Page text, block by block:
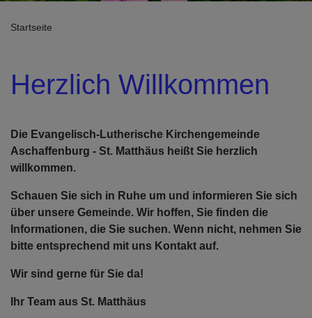
Startseite
Herzlich Willkommen
Die Evangelisch-Lutherische Kirchengemeinde
Aschaffenburg - St. Matthäus heißt Sie herzlich
willkommen.
Schauen Sie sich in Ruhe um und informieren Sie sich
über unsere Gemeinde. Wir hoffen, Sie finden die
Informationen, die Sie suchen. Wenn nicht, nehmen Sie
bitte entsprechend mit uns Kontakt auf.
Wir sind gerne für Sie da!
Ihr Team aus St. Matthäus